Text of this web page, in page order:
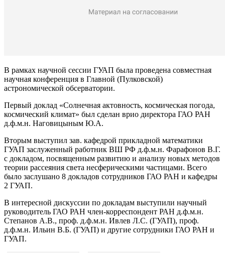
В рамках научной сессии ГУАП была проведена совместная
научная конференция в Главной (Пулковской)
астрономической обсерватории.
Первый доклад «Солнечная актовность, космическая погода,
космический климат» был сделан врио директора ГАО РАН
д.ф.м.н. Наговицыным Ю.А.
Вторым выступил зав. кафедрой прикладной математики
ГУАП заслуженный работник ВШ РФ д.ф.м.н. Фарафонов В.Г.
с докладом, посвященным развитию и анализу новых методов
теории рассеяния света несферическими частицами. Всего
было заслушано 8 докладов сотрудников ГАО РАН и кафедры
2 ГУАП.
В интересной дискуссии по докладам выступили научный
руководитель ГАО РАН член-корреспондент РАН д.ф.м.н.
Степанов А.В., проф. д.ф.м.н. Ивлев Л.С. (ГУАП), проф.
д.ф.м.н. Ильин В.Б. (ГУАП) и другие сотрудники ГАО РАН и
ГУАП.